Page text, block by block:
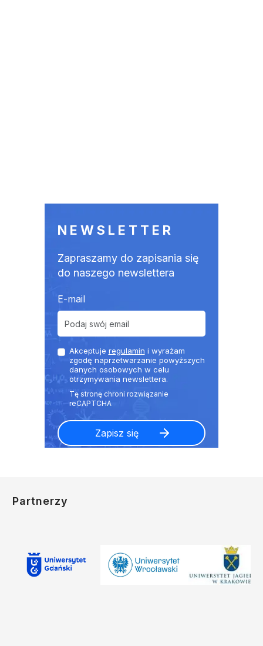
NEWSLETTER
Zapraszamy do zapisania się
do naszego newslettera
E-mail
Akceptuje regulamin i wyrażam
zgodę naprzetwarzanie powyższych
danych osobowych w celu
otrzymywania newslettera.
Partnerzy